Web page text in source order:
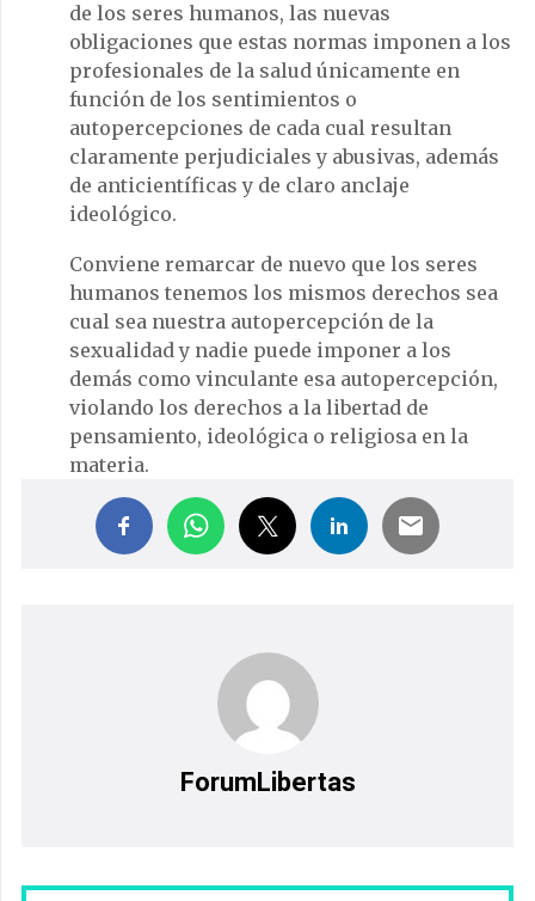
de los seres humanos, las nuevas
obligaciones que estas normas imponen a los
profesionales de la salud únicamente en
función de los sentimientos o
autopercepciones de cada cual resultan
claramente perjudiciales y abusivas, además
de anticientíficas y de claro anclaje
ideológico.
Conviene remarcar de nuevo que los seres
humanos tenemos los mismos derechos sea
cual sea nuestra autopercepción de la
sexualidad y nadie puede imponer a los
demás como vinculante esa autopercepción,
violando los derechos a la libertad de
pensamiento, ideológica o religiosa en la
materia.
ForumLibertas